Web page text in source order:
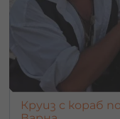
Круиз с кораб